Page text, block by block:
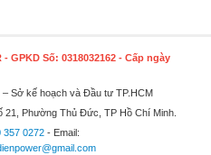
- GPKD Số: 0318032162 - Cấp ngày
Sở kế hoạch và Đầu tư TP.HCM
Phường Thủ Đức, TP Hồ Chí Minh.
357 0272 - Email: